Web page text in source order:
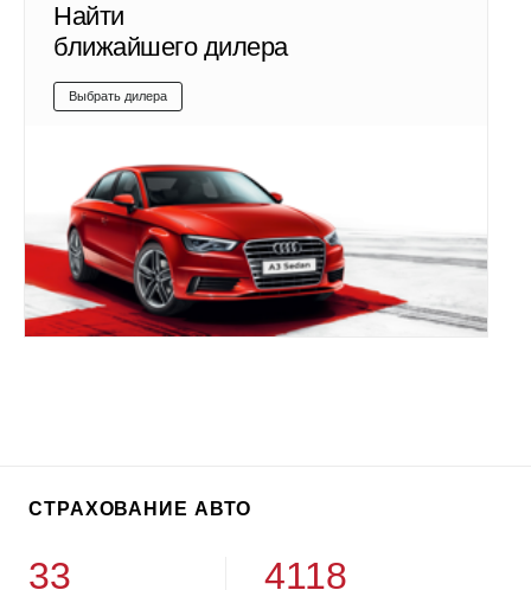
Найти
ближайшего дилера
Выбрать дилера
СТРАХОВАНИЕ АВТО
33 4118